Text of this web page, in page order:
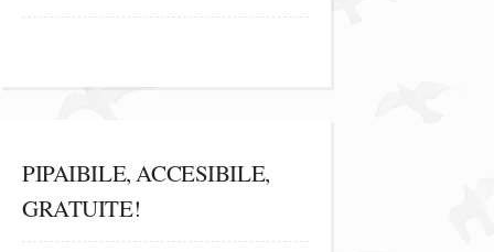
PIPAIBILE, ACCESIBILE,
GRATUITE!